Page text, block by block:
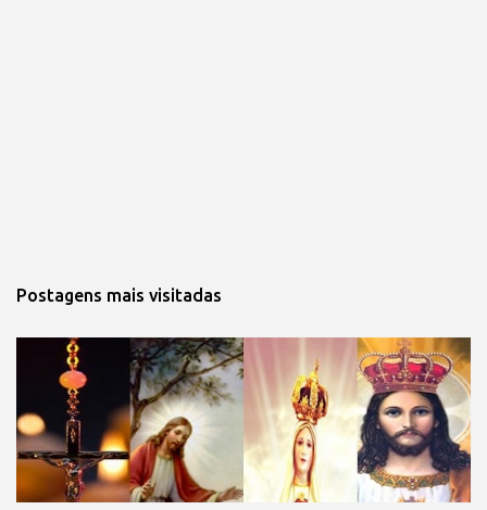
Postagens mais visitadas